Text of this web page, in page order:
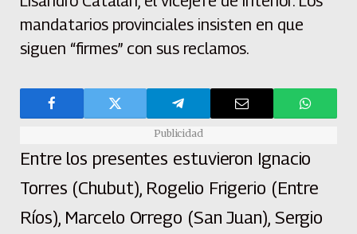
mandatarios provinciales insisten en que
siguen “firmes” con sus reclamos.
Publicidad
Entre los presentes estuvieron Ignacio
Torres (Chubut), Rogelio Frigerio (Entre
Ríos), Marcelo Orrego (San Juan), Sergio